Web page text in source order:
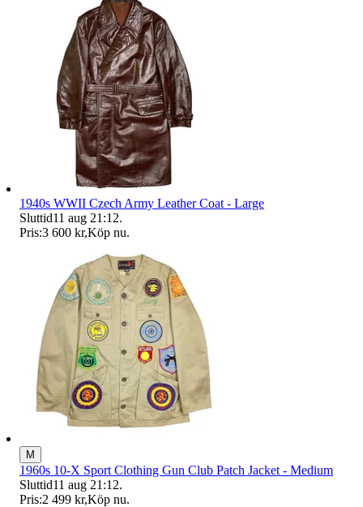
1940s WWII Czech Army Leather Coat - Large
Sluttid11 aug 21:12.
Pris:3 600 kr,Köp nu.
M
1960s 10-X Sport Clothing Gun Club Patch Jacket - Medium
Sluttid11 aug 21:12.
Pris:2 499 kr,Köp nu.